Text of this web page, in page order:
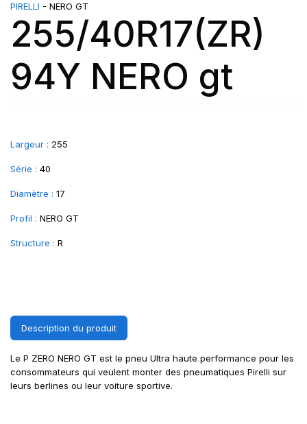
PIRELLI - NERO GT
255/40R17(ZR)
94Y NERO gt
Largeur : 255
Série : 40
Diamètre : 17
Profil : NERO GT
Structure : R
Description du produit
Le P ZERO NERO GT est le pneu Ultra haute performance pour les
consommateurs qui veulent monter des pneumatiques Pirelli sur
leurs berlines ou leur voiture sportive.